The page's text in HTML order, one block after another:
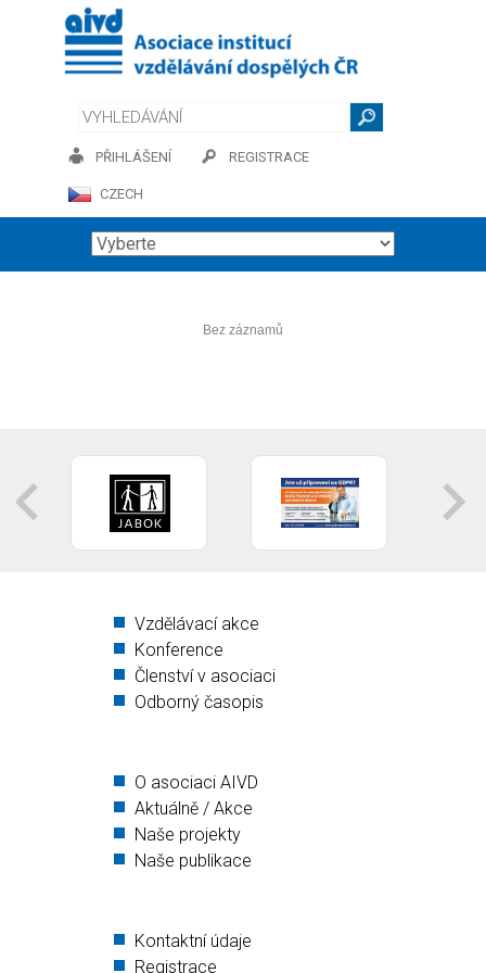
CZECH
PŘIHLÁŠENÍ REGISTRACE
Bez záznamů
Vzdělávací akce
Konference
Členství v asociaci
Odborný časopis
O asociaci AIVD
Aktuálně / Akce
Naše projekty
Naše publikace
Kontaktní údaje
Registrace